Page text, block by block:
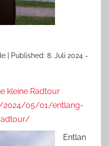
Published: 8. Juli 2024 -
kleine Radtour
2024/05/01/entlang-
Entlan